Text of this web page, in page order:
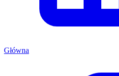
Główna